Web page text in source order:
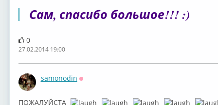
Сам, спасибо большое!!! :)
0
27.02.2014 19:00
samonodin
ПОЖАЛУЙСТА